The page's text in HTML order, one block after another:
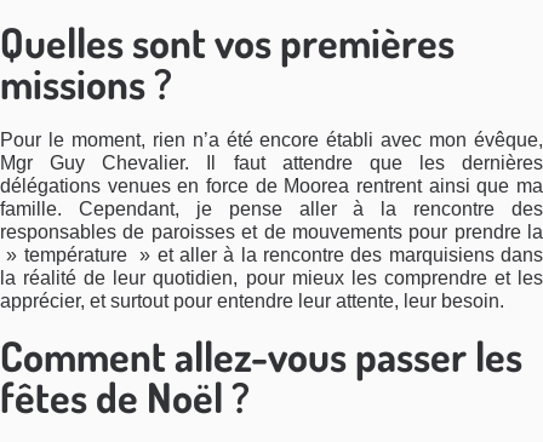
Quelles sont vos premières
missions ?
Pour le moment, rien n’a été encore établi avec mon évêque,
Mgr Guy Chevalier. Il faut attendre que les dernières
délégations venues en force de Moorea rentrent ainsi que ma
famille. Cependant, je pense aller à la rencontre des
responsables de paroisses et de mouvements pour prendre la
» température » et aller à la rencontre des marquisiens dans
la réalité de leur quotidien, pour mieux les comprendre et les
apprécier, et surtout pour entendre leur attente, leur besoin.
Comment allez-vous passer les
fêtes de Noël ?